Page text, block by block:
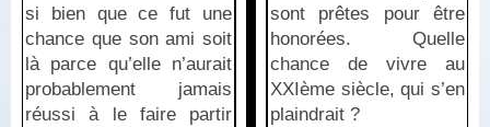
si bien que ce fut une
chance que son ami soit
là parce qu’elle n’aurait
probablement jamais
réussi à le faire partir
sont prêtes pour être
honorées. Quelle
chance de vivre au
XXIème siècle, qui s’en
plaindrait ?